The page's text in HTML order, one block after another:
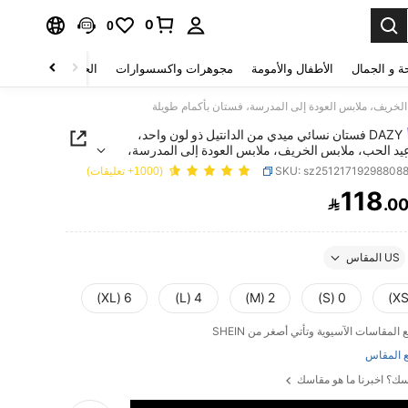
0
0
و الجمال الأطفال والأمومة مجوهرات واكسسوارات الحقائب والأمتعة
DAZY فستان نسائي ميدي من الدانتيل ذو لون واحد،
الحب، ملابس الخريف، ملابس العودة إلى المدرسة،
طويلة
SKU: (1000+ تعليقات)
PRICE AND 118.00
US المقاس
0 (S)
2 (M)
4 (L)
6 (XL)
المقاس
اخبرنا ما هو مقاسك